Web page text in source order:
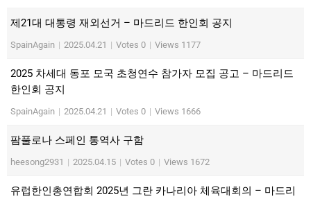
제21대 대통령 재외선거 – 마드리드 한인회 공지
SpainAgain | 2025.04.21 | Votes 0 | Views 1177
2025 차세대 동포 모국 초청연수 참가자 모집 공고 – 마드리드
한인회 공지
SpainAgain | 2025.04.21 | Votes 0 | Views 1666
팜풀로나 스페인 통역사 구함
heesong2931 | 2025.04.15 | Votes 0 | Views 1672
유럽한인총연합회 2025년 그란 카나리아 체육대회의 – 마드리